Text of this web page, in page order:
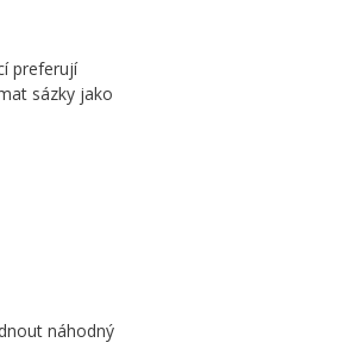
preferují
sázky jako
náhodný